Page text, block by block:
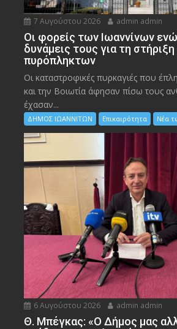
7 Αυγούστου 2026 admin admin
Οι φορείς των Ιωαννίνων
δυνάμεις τους για τη
πυρόπληκτων
Οι καταστροφικές πυρκαγιές που
και την Bοιωτία άφησαν πίσω τους
έχασαν...
ΔΗΜΟΣ ΙΩΑΝΝΙΤΩΝ Επικαιρότητα Νέα
6 Αυγούστου 2026 admin admin
Θ. Μπέγκας: «Ο Δήμος μας